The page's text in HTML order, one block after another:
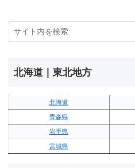
北海道｜東北地方
北海道
青森県
岩手県
宮城県